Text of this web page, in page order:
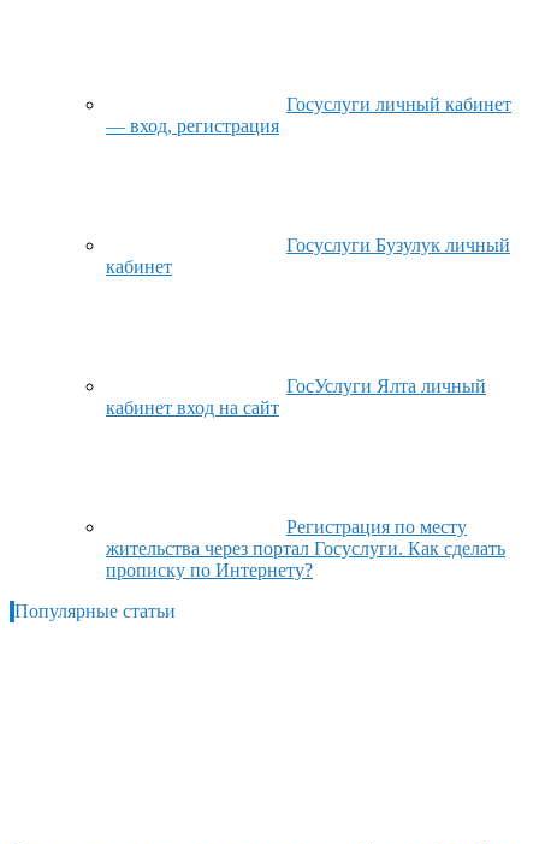
Госуслуги личный кабинет
— вход, регистрация
Госуслуги Бузулук личный
кабинет
ГосУслуги Ялта личный
кабинет вход на сайт
Регистрация по месту
жительства через портал Госуслуги. Как сделать
прописку по Интернету?
Популярные статьи